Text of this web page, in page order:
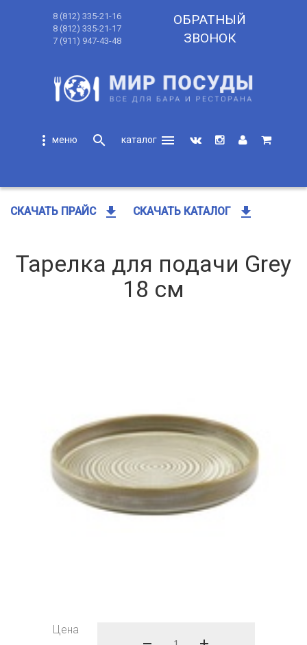
8 (812) 335-21-16
8 (812) 335-21-17
7 (911) 947-43-48
ОБРАТНЫЙ
ЗВОНОК
more_vert search
menu
СКАЧАТЬ ПРАЙС get_app СКАЧАТЬ КАТАЛОГ get_app
Тарелка для подачи Grey
18 см
Цена